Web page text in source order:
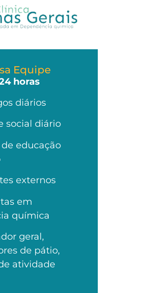
Equipe
horas
diários
social diário
de educação
externos
em
química
geral,
de pátio,
atividade